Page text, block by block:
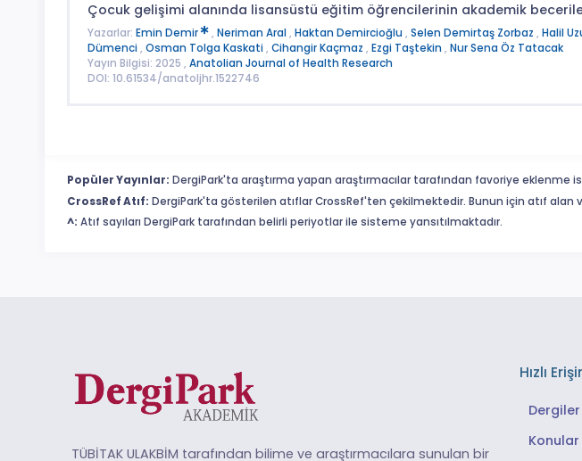
Çocuk gelişimi alanında lisansüstü eğitim öğrencilerinin akademik
Yazarlar: Emin Demir , Neriman Aral , Haktan Demircioğlu , Selen Demirtaş Zorbaz , Halil
Dümenci , Osman Tolga Kaskati , Cihangir Kaçmaz , Ezgi Taştekin , Nur Sena Öz Tatacak
Yayın Bilgisi: 2025 , Anatolian Journal of Health Research
DOI: 10.61534/anatoljhr.1522746
Popüler Yayınlar: DergiPark'ta araştırma yapan araştırmacılar tarafından favoriye
CrossRef Atıf: DergiPark'ta gösterilen atıflar CrossRef'ten çekilmektedir. Bunun için atıf alan
^: Atıf sayıları DergiPark tarafından belirli periyotlar ile sisteme yansıtılmaktadır.
TÜBİTAK ULAKBİM tarafından bilime ve araştırmacılara sunulan bir
Hızlı
Dergiler
Konular